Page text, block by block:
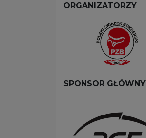
ORGANIZATORZY
SPONSOR GŁÓWNY